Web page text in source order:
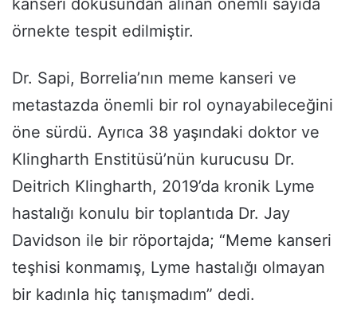
kanseri dokusundan alınan önemli sayıda
örnekte tespit edilmiştir.
Dr. Sapi, Borrelia’nın meme kanseri ve
metastazda önemli bir rol oynayabileceğini
öne sürdü. Ayrıca 38 yaşındaki doktor ve
Klingharth Enstitüsü’nün kurucusu Dr.
Deitrich Klingharth, 2019’da kronik Lyme
hastalığı konulu bir toplantıda Dr. Jay
Davidson ile bir röportajda; “Meme kanseri
teşhisi konmamış, Lyme hastalığı olmayan
bir kadınla hiç tanışmadım” dedi.